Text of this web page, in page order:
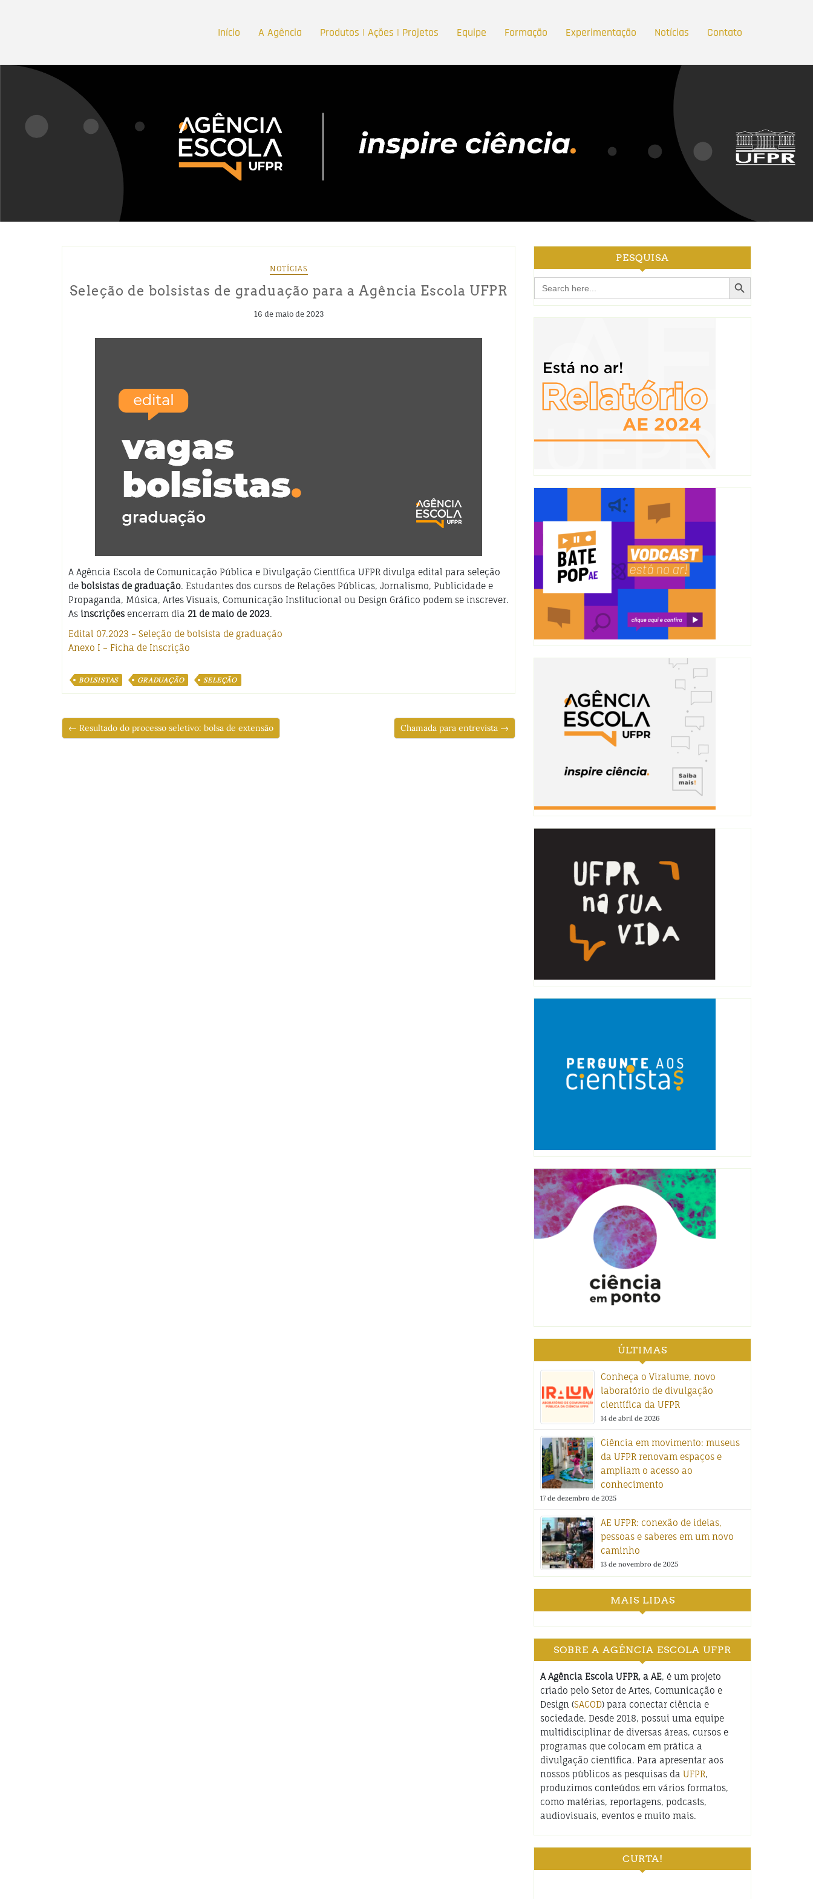
Início A Agência Produtos | Ações | Projetos Equipe Formação Experimentação Notícias Contato
NOTÍCIAS
Seleção de bolsistas de graduação para a Agência Escola UFPR
16 de maio de 2023
A Agência Escola de Comunicação Pública e Divulgação Científica UFPR divulga edital para seleção
de bolsistas de graduação. Estudantes dos cursos de Relações Públicas, Jornalismo, Publicidade e
Propaganda, Música, Artes Visuais, Comunicação Institucional ou Design Gráfico podem se inscrever.
As inscrições encerram dia 21 de maio de 2023.
Edital 07.2023 – Seleção de bolsista de graduação
Anexo I – Ficha de Inscrição
BOLSISTAS GRADUAÇÃO SELEÇÃO
← Resultado do processo seletivo: bolsa de extensão Chamada para entrevista →
PESQUISA
Search
for:
Search Button
ÚLTIMAS
Conheça o Viralume, novo
laboratório de divulgação
científica da UFPR
14 de abril de 2026
Ciência em movimento: museus
da UFPR renovam espaços e
ampliam o acesso ao
conhecimento
17 de dezembro de 2025
AE UFPR: conexão de ideias,
pessoas e saberes em um novo
caminho
13 de novembro de 2025
MAIS LIDAS
SOBRE A AGÊNCIA ESCOLA UFPR
A Agência Escola UFPR, a AE, é um projeto
criado pelo Setor de Artes, Comunicação e
Design (SACOD) para conectar ciência e
sociedade. Desde 2018, possui uma equipe
multidisciplinar de diversas áreas, cursos e
programas que colocam em prática a
divulgação científica. Para apresentar aos
nossos públicos as pesquisas da UFPR,
produzimos conteúdos em vários formatos,
como matérias, reportagens, podcasts,
audiovisuais, eventos e muito mais.
CURTA!